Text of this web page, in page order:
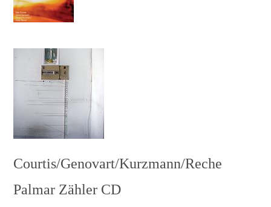
Courtis/Genovart/Kurzmann/Reche
Palmar Zähler CD